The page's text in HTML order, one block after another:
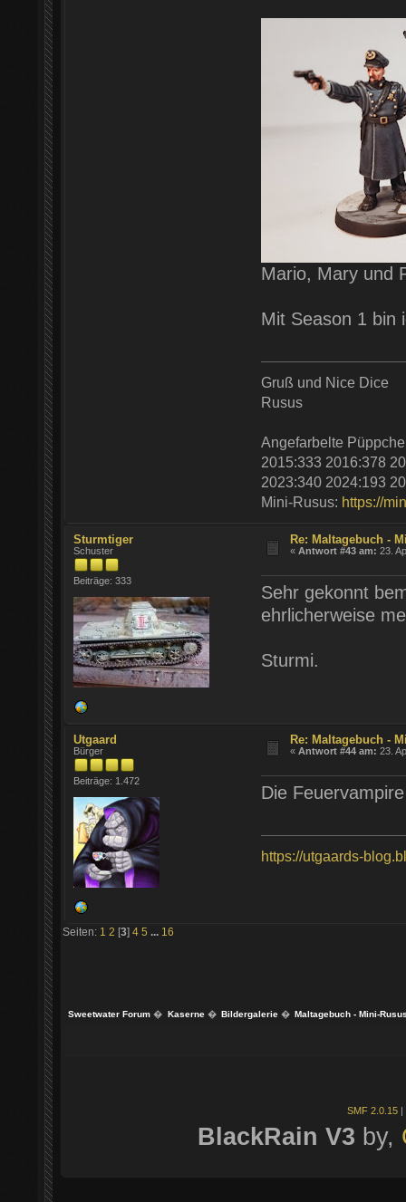
Mario, Mary und
Mit Season 1 bin
Gruß und Nice Dice
Rusus
Angefarbelte
2015:333 2016:378
2023:340 2024:193
Mini-Rusus: https://
Sturmtiger
Schuster
Beiträge: 333
Re: Maltagebuch -
«Antwort #43 am: 23.
Sehr gekonnt
ehrlicherweise
Sturmi.
Utgaard
Bürger
Beiträge: 1.472
Re: Maltagebuch -
«Antwort #44 am: 23.
Die
https://utgaards-
Seiten: 1 2 [3] 4 5 ... 16
Sweetwater Forum � Kaserne� Bildergalerie� Maltagebuch - Mini-
SMF 2.0.15 |
BlackRain V3 by,